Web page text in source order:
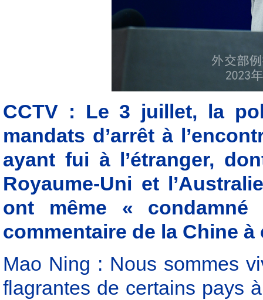
CCTV : Le 3 juillet, la
mandats d’arrêt à
ayant fui à l’étranger,
Royaume-Uni et
ont même «
commentaire de la Chine à
Mao Ning : Nous sommes
flagrantes de certains pays